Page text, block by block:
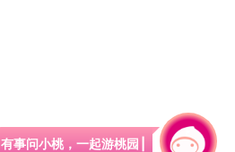
有事问小桃，一起游桃园